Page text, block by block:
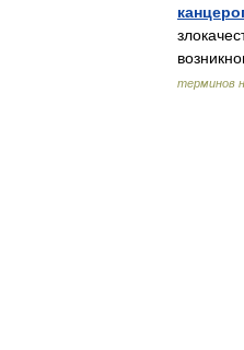
терминов